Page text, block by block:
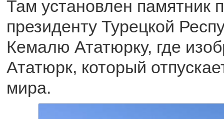
Там установлен памятник
президенту Турецкой
Кемалю Ататюрку, где
Ататюрк, который
мира.